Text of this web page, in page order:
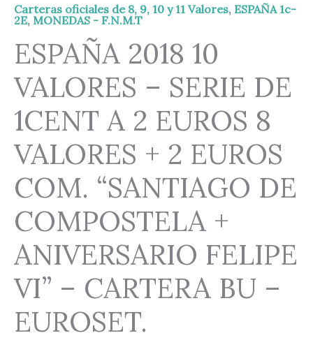
Carteras oficiales de 8, 9, 10 y 11 Valores, ESPAÑA 1c-
2E, MONEDAS - F.N.M.T
ESPAÑA 2018 10
VALORES – SERIE DE
1CENT A 2 EUROS 8
VALORES + 2 EUROS
COM. “SANTIAGO DE
COMPOSTELA +
ANIVERSARIO FELIPE
VI” – CARTERA BU –
EUROSET.